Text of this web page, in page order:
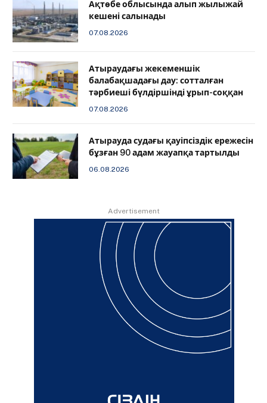
Ақтөбе облысында алып жылыжай
кешені салынады
07.08.2026
Атыраудағы жекеменшік
балабақшадағы дау: сотталған
тәрбиеші бүлдіршінді ұрып-соққан
07.08.2026
Атырауда судағы қауіпсіздік ережесін
бұзған 90 адам жауапқа тартылды
06.08.2026
Advertisement